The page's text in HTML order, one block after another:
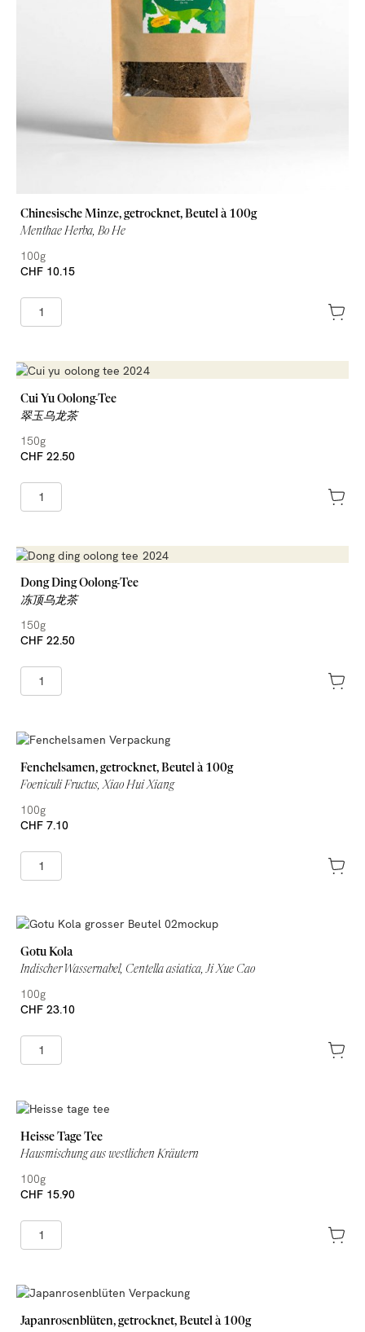
Chinesische Minze, getrocknet, Beutel à 100g
Menthae Herba, Bo He
100g
CHF 10.15
Cui Yu Oolong-Tee
翠玉乌龙茶
150g
CHF 22.50
Dong Ding Oolong-Tee
冻顶乌龙茶
150g
CHF 22.50
Fenchelsamen, getrocknet, Beutel à 100g
Foeniculi Fructus, Xiao Hui Xiang
100g
CHF 7.10
Gotu Kola
Indischer Wassernabel, Centella asiatica, Ji Xue Cao
100g
CHF 23.10
Heisse Tage Tee
Hausmischung aus westlichen Kräutern
100g
CHF 15.90
Japanrosenblüten, getrocknet, Beutel à 100g